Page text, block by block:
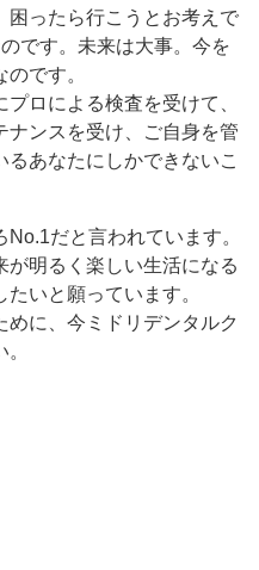
困ったら行こうとお考えで
です。未来は大事。今を
です。
ロによる検査を受けて、
ナンスを受け、ご自身を管
あなたにしかできないこ
だと言われています。
が明るく楽しい生活になる
いと願っています。
に、今ミドリデンタルク